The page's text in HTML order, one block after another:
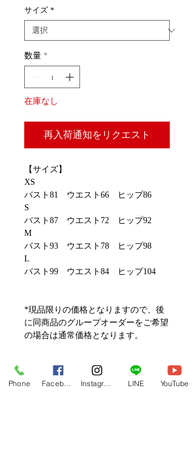
格
価
サイズ *
数量 *
在庫なし
再入荷通知をリクエスト
【サイズ】
XS
バスト81 ウエスト66 ヒップ86
S
バスト87 ウエスト72 ヒップ92
M
バスト93 ウエスト78 ヒップ98
L
バスト99 ウエスト84 ヒップ104
*現品限りの価格となりますので、後
に同商品のグループオーダーをご希望
の場合は通常価格となります。
フラレッスン動画一覧へ
Phone LINE YouTube